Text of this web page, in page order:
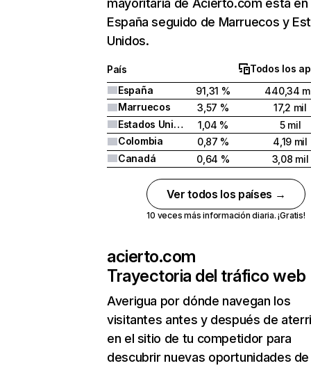
mayoritaria de Acierto.com está en
España seguido de Marruecos y
Unidos.
País
Todos los
España
91,31 %
440,34
Marruecos
3,57 %
17,2 mil
Estados Unidos
1,04 %
5 mil
Colombia
0,87 %
4,19 mil
Canadá
0,64 % 3,08 mil
Ver todos los países →
10 veces más información diaria. ¡Gratis!
acierto.com
Trayectoria del tráfico web
Averigua por dónde navegan los
visitantes antes y después de
en el sitio de tu competidor para
descubrir nuevas oportunidades de